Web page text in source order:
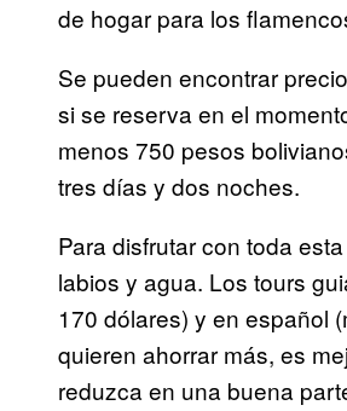
de hogar para los
Se pueden encontrar
si se reserva en el
menos 750 pesos
tres días y dos noches.
Para disfrutar con toda
labios y agua. Los tours
170 dólares) y en español
quieren ahorrar más, es
reduzca en una buena